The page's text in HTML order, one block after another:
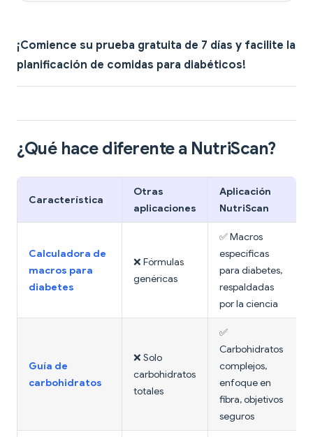
¡Comience su prueba gratuita de 7 días y facilite la
planificación de comidas para diabéticos!
¿Qué hace diferente a NutriScan?
Característica
Otras
aplicaciones
Aplicación
NutriScan
Calculadora de
macros para
diabetes
❌ Fórmulas
genéricas
✅ Macros
específicas
para diabetes,
respaldadas
por la ciencia
Guía de
carbohidratos
❌ Solo
carbohidratos
totales
✅
Carbohidratos
complejos,
enfoque en
fibra, objetivos
seguros